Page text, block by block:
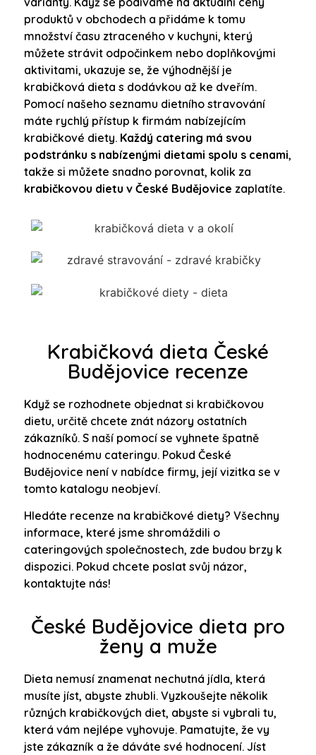
produktů v obchodech a přidáme k tomu
množství času ztraceného v kuchyni, který
můžete strávit odpočinkem nebo doplňkovými
aktivitami, ukazuje se, že výhodnější je
krabičková dieta s dodávkou až ke dveřím.
Pomocí našeho seznamu dietního stravování
máte rychlý přístup k firmám nabízejícím
krabičkové diety. Každý catering má svou
podstránku s nabízenými dietami spolu s cenami,
takže si můžete snadno porovnat, kolik za
krabičkovou dietu v České Budějovice zaplatíte.
Krabičková dieta České
Budějovice recenze
Když se rozhodnete objednat si krabičkovou
dietu, určitě chcete znát názory ostatních
zákazníků. S naší pomocí se vyhnete špatně
hodnocenému cateringu. Pokud České
Budějovice není v nabídce firmy, její vizitka se v
tomto katalogu neobjeví.
Hledáte recenze na krabičkové diety? Všechny
informace, které jsme shromáždili o
cateringových společnostech, zde budou brzy k
dispozici. Pokud chcete poslat svůj názor,
kontaktujte nás!
České Budějovice dieta pro
ženy a muže
Dieta nemusí znamenat nechutná jídla, která
musíte jíst, abyste zhubli. Vyzkoušejte několik
různých krabičkových diet, abyste si vybrali tu,
která vám nejlépe vyhovuje. Pamatujte, že vy
jste zákazník a že dáváte své hodnocení. Jíst